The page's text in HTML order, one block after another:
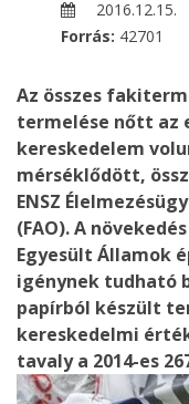
2016.12.15.
Forrás: 42701
Az összes
termelése nőtt az
kereskedelem
mérséklődött,
ENSZ
(FAO). A
Egyesült Államok
igénynek tudható
papírból készült
kereskedelmi
tavaly a 2014-es